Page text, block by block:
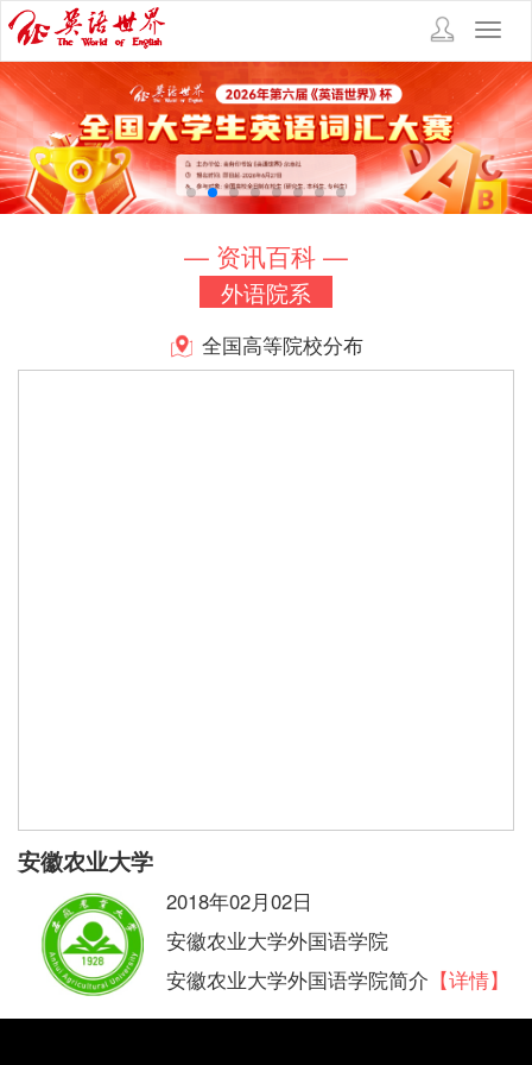
— 资讯百科 —
外语院系
全国高等院校分布
安徽农业大学
2018年02月02日
安徽农业大学外国语学院
安徽农业大学外国语学院简介 【详情】